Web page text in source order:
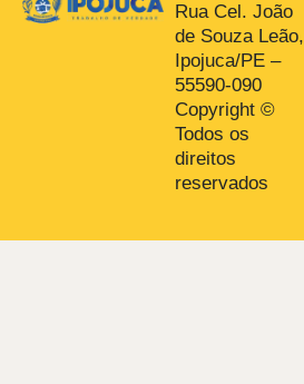
Rua Cel. João
de Souza Leão,
Ipojuca/PE –
55590-090
Copyright ©
Todos os
direitos
reservados